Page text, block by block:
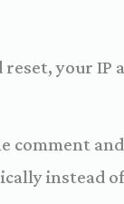
your
comment
instead